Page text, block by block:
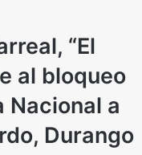
“El
al bloqueo
Nacional a
Durango